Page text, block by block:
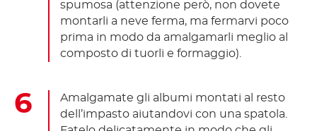
spumosa (attenzione però, non dovete
montarli a neve ferma, ma fermarvi poco
prima in modo da amalgamarli meglio al
composto di tuorli e formaggio).
Amalgamate gli albumi montati al resto
dell’impasto aiutandovi con una spatola.